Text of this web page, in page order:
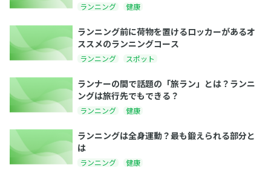
ランニング 健康
ランニング前に荷物を置けるロッカーがあるオ
ススメのランニングコース
ランニング スポット
ランナーの間で話題の「旅ラン」とは？ランニ
ングは旅行先でもできる？
ランニング 健康
ランニングは全身運動？最も鍛えられる部分と
は
ランニング 健康